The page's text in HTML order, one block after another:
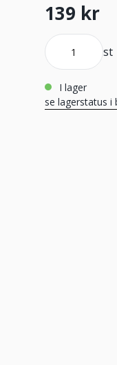
139 kr
st
i lager
se lagerstatus i